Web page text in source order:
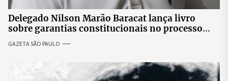
Delegado Nilson Marão Baracat lança livro
sobre garantias constitucionais no processo
penal brasileiro
GAZETA SÃO PAULO